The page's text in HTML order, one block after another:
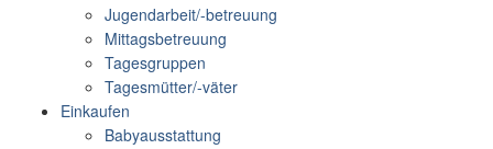
Jugendarbeit/-betreuung
Mittagsbetreuung
Tagesgruppen
Tagesmütter/-väter
Einkaufen
Babyausstattung